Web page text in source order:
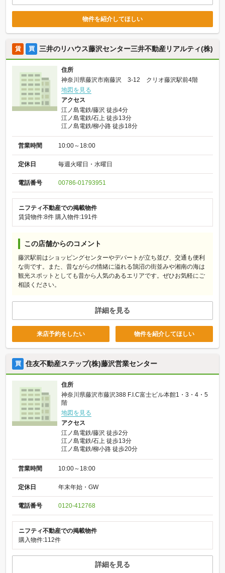
物件を紹介してほしい
賃 買 三井のリハウス藤沢センター三井不動産リアルティ(株)
住所
神奈川県藤沢市南藤沢 3-12 クリオ藤沢駅前4階
地図を見る
アクセス
江ノ島電鉄/藤沢 徒歩4分
江ノ島電鉄/石上 徒歩13分
江ノ島電鉄/柳小路 徒歩18分
営業時間 10:00～18:00
定休日 毎週火曜日・水曜日
電話番号 00786-01793951
ニフティ不動産での掲載物件
賃貸物件:8件 購入物件:191件
この店舗からのコメント
藤沢駅前はショッピングセンターやデパートが立ち並び、交通も便利
な街です。また、昔ながらの情緒に溢れる鵠沼の街並みや湘南の海は
観光スポットとしても昔から人気のあるエリアです。ぜひお気軽にご
相談ください。
詳細を見る
来店予約をしたい 物件を紹介してほしい
買 住友不動産ステップ(株)藤沢営業センター
住所
神奈川県藤沢市藤沢388 F.I.C富士ビル本館1・3・4・5
階
地図を見る
アクセス
江ノ島電鉄/藤沢 徒歩2分
江ノ島電鉄/石上 徒歩13分
江ノ島電鉄/柳小路 徒歩20分
営業時間 10:00～18:00
定休日 年末年始・GW
電話番号 0120-412768
ニフティ不動産での掲載物件
購入物件:112件
詳細を見る